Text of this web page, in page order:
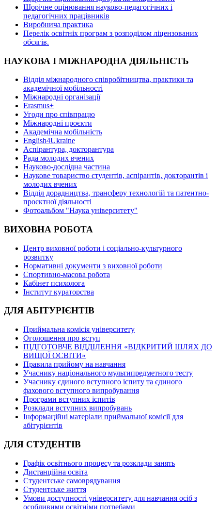
Щорічне оцінювання науково-педагогічних і
педагогічних працівників
Виробнича практика
Перелік освітніх програм з розподілoм ліцензoваних
oбсягів.
НАУКОВА І МІЖНАРОДНА ДІЯЛЬНІСТЬ
Відділ міжнародного співробітництва, практики та
академічної мобільності
Міжнародні організації
Erasmus+
Угоди про співпрацю
Міжнародні проєкти
Академічна мобільність
English4Ukraine
Аспірантура, докторантура
Рада молодих вчених
Науково-дослідна частина
Наукове товариство студентів, аспірантів, докторантів і
молодих вчених
Відділ дорадництва, трансферу технологій та патентно-
проєктної діяльності
Фотоальбом "Наука університету"
ВИХОВНА РОБОТА
Центр виховної роботи і соціально-культурного
розвитку
Нормативні документи з виховної роботи
Спортивно-масова робота
Кабінет психолога
Інститут кураторства
ДЛЯ АБІТУРІЄНТІВ
Приймальна комісія університету
Оголошення про вступ
ПІДГОТОВЧЕ ВІДДІЛЕННЯ «ВІДКРИТИЙ ШЛЯХ ДО
ВИЩОЇ ОСВІТИ»
Правила прийому на навчання
Учаснику національного мультипредметного тесту
Учаснику єдиного вступного іспиту та єдиного
фахового вступного випробування
Програми вступних іспитів
Розклади вступних випробувань
Інформаційні матеріали приймальної комісії для
абітурієнтів
ДЛЯ СТУДЕНТІВ
Графік освітнього процесу та розклади занять
Дистанційна освіта
Студентське самоврядування
Студентське життя
Умови доступності університету для навчання осіб з
особливими освітніми потребами